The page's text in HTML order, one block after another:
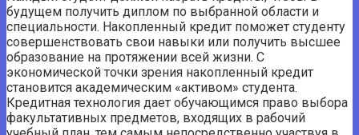
будущем получить диплом по выбранной области и
специальности. Накопленный кредит поможет студенту
совершенствовать свои навыки или получить высшее
образование на протяжении всей жизни. С
экономической точки зрения накопленный кредит
становится академическим «активом» студента.
Кредитная технология дает обучающимся право выбора
факультативных предметов, входящих в рабочий